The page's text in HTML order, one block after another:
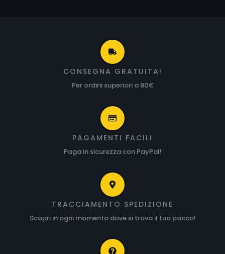
CONSEGNA GRATUITA!
Per ordini superiori a 80€
PAGAMENTI FACILI
Paga in sicurezza con PayPal!
TRACCIAMENTO SPEDIZIONE
Scopri in ogni momento dove si trova il tuo pacco!